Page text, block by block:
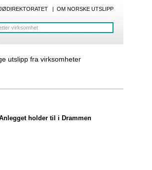
| OM NORSKE UTSLIPP
utslipp fra virksomheter
holder til i Drammen